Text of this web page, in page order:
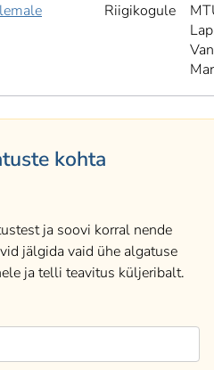
Riigikogule
kohta
ja soovi korral nende
jälgida vaid ühe algatuse
ja telli teavitus küljeribalt.